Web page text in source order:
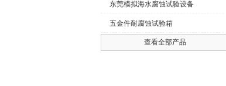
东莞模拟海水腐蚀试验设备
五金件耐腐蚀试验箱
查看全部产品